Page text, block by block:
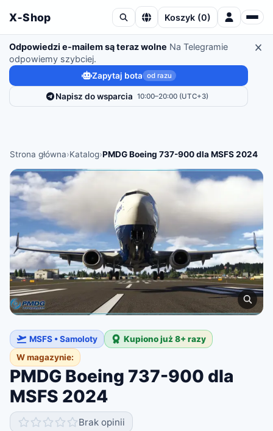
X‑Shop Koszyk (0)
Odpowiedzi e-mailem są teraz wolne Na Telegramie
odpowiemy szybciej.
Zapytaj bota od razu
Napisz do wsparcia 10:00–20:00 (UTC+3)
Strona główna›Katalog›PMDG Boeing 737-900 dla MSFS 2024
MSFS • Samoloty
Kupiono już 8+ razy
W magazynie:
PMDG Boeing 737-900 dla
MSFS 2024
Brak opinii